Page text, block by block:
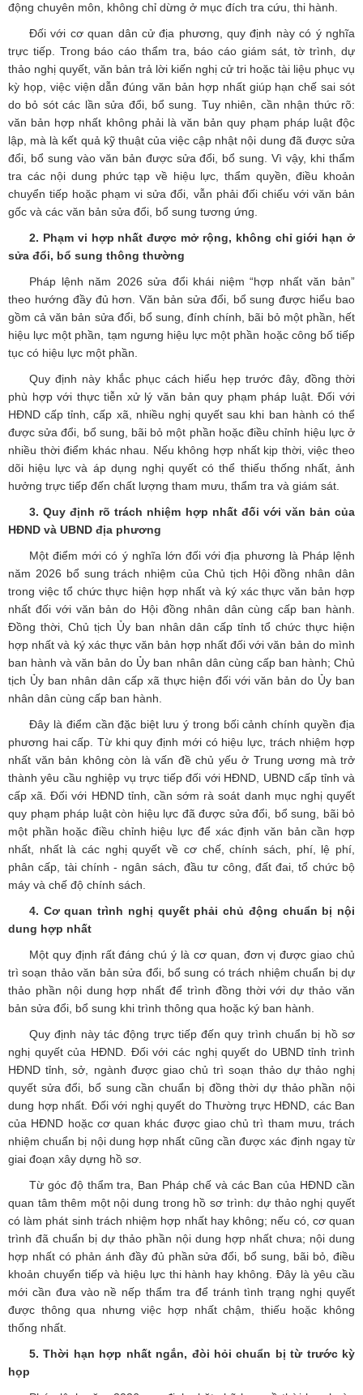
động chuyên môn, không chỉ dừng ở mục đích tra cứu, thi hành.
Đối với cơ quan dân cử địa phương, quy định này có ý nghĩa
trực tiếp. Trong báo cáo thẩm tra, báo cáo giám sát, tờ trình, dự
thảo nghị quyết, văn bản trả lời kiến nghị cử tri hoặc tài liệu phục vụ
kỳ họp, việc viện dẫn đúng văn bản hợp nhất giúp hạn chế sai sót
do bỏ sót các lần sửa đổi, bổ sung. Tuy nhiên, cần nhận thức rõ:
văn bản hợp nhất không phải là văn bản quy phạm pháp luật độc
lập, mà là kết quả kỹ thuật của việc cập nhật nội dung đã được sửa
đổi, bổ sung vào văn bản được sửa đổi, bổ sung. Vì vậy, khi thẩm
tra các nội dung phức tạp về hiệu lực, thẩm quyền, điều khoản
chuyển tiếp hoặc phạm vi sửa đổi, vẫn phải đối chiếu với văn bản
gốc và các văn bản sửa đổi, bổ sung tương ứng.
2. Phạm vi hợp nhất được mở rộng, không chỉ giới hạn ở
sửa đổi, bổ sung thông thường
Pháp lệnh năm 2026 sửa đổi khái niệm “hợp nhất văn bản”
theo hướng đầy đủ hơn. Văn bản sửa đổi, bổ sung được hiểu bao
gồm cả văn bản sửa đổi, bổ sung, đính chính, bãi bỏ một phần, hết
hiệu lực một phần, tạm ngưng hiệu lực một phần hoặc công bố tiếp
tục có hiệu lực một phần.
Quy định này khắc phục cách hiểu hẹp trước đây, đồng thời
phù hợp với thực tiễn xử lý văn bản quy phạm pháp luật. Đối với
HĐND cấp tỉnh, cấp xã, nhiều nghị quyết sau khi ban hành có thể
được sửa đổi, bổ sung, bãi bỏ một phần hoặc điều chỉnh hiệu lực ở
nhiều thời điểm khác nhau. Nếu không hợp nhất kịp thời, việc theo
dõi hiệu lực và áp dụng nghị quyết có thể thiếu thống nhất, ảnh
hưởng trực tiếp đến chất lượng tham mưu, thẩm tra và giám sát.
3. Quy định rõ trách nhiệm hợp nhất đối với văn bản của
HĐND và UBND địa phương
Một điểm mới có ý nghĩa lớn đối với địa phương là Pháp lệnh
năm 2026 bổ sung trách nhiệm của Chủ tịch Hội đồng nhân dân
trong việc tổ chức thực hiện hợp nhất và ký xác thực văn bản hợp
nhất đối với văn bản do Hội đồng nhân dân cùng cấp ban hành.
Đồng thời, Chủ tịch Ủy ban nhân dân cấp tỉnh tổ chức thực hiện
hợp nhất và ký xác thực văn bản hợp nhất đối với văn bản do mình
ban hành và văn bản do Ủy ban nhân dân cùng cấp ban hành; Chủ
tịch Ủy ban nhân dân cấp xã thực hiện đối với văn bản do Ủy ban
nhân dân cùng cấp ban hành.
Đây là điểm cần đặc biệt lưu ý trong bối cảnh chính quyền địa
phương hai cấp. Từ khi quy định mới có hiệu lực, trách nhiệm hợp
nhất văn bản không còn là vấn đề chủ yếu ở Trung ương mà trở
thành yêu cầu nghiệp vụ trực tiếp đối với HĐND, UBND cấp tỉnh và
cấp xã. Đối với HĐND tỉnh, cần sớm rà soát danh mục nghị quyết
quy phạm pháp luật còn hiệu lực đã được sửa đổi, bổ sung, bãi bỏ
một phần hoặc điều chỉnh hiệu lực để xác định văn bản cần hợp
nhất, nhất là các nghị quyết về cơ chế, chính sách, phí, lệ phí,
phân cấp, tài chính - ngân sách, đầu tư công, đất đai, tổ chức bộ
máy và chế độ chính sách.
4. Cơ quan trình nghị quyết phải chủ động chuẩn bị nội
dung hợp nhất
Một quy định rất đáng chú ý là cơ quan, đơn vị được giao chủ
trì soạn thảo văn bản sửa đổi, bổ sung có trách nhiệm chuẩn bị dự
thảo phần nội dung hợp nhất để trình đồng thời với dự thảo văn
bản sửa đổi, bổ sung khi trình thông qua hoặc ký ban hành.
Quy định này tác động trực tiếp đến quy trình chuẩn bị hồ sơ
nghị quyết của HĐND. Đối với các nghị quyết do UBND tỉnh trình
HĐND tỉnh, sở, ngành được giao chủ trì soạn thảo dự thảo nghị
quyết sửa đổi, bổ sung cần chuẩn bị đồng thời dự thảo phần nội
dung hợp nhất. Đối với nghị quyết do Thường trực HĐND, các Ban
của HĐND hoặc cơ quan khác được giao chủ trì tham mưu, trách
nhiệm chuẩn bị nội dung hợp nhất cũng cần được xác định ngay từ
giai đoạn xây dựng hồ sơ.
Từ góc độ thẩm tra, Ban Pháp chế và các Ban của HĐND cần
quan tâm thêm một nội dung trong hồ sơ trình: dự thảo nghị quyết
có làm phát sinh trách nhiệm hợp nhất hay không; nếu có, cơ quan
trình đã chuẩn bị dự thảo phần nội dung hợp nhất chưa; nội dung
hợp nhất có phản ánh đầy đủ phần sửa đổi, bổ sung, bãi bỏ, điều
khoản chuyển tiếp và hiệu lực thi hành hay không. Đây là yêu cầu
mới cần đưa vào nề nếp thẩm tra để tránh tình trạng nghị quyết
được thông qua nhưng việc hợp nhất chậm, thiếu hoặc không
thống nhất.
5. Thời hạn hợp nhất ngắn, đòi hỏi chuẩn bị từ trước kỳ
họp